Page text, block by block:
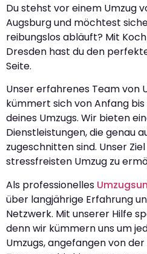
Du stehst vor einem Umzug
Augsburg und möchtest
reibungslos abläuft? Mit
Dresden hast du den
Seite.
Unser erfahrenes Team von
kümmert sich von Anfang
deines Umzugs. Wir bieten
Dienstleistungen, die genau
zugeschnitten sind. Unser
stressfreisten Umzug zu
Als professionelles
über langjährige Erfahrung
Netzwerk. Mit unserer Hilfe
denn wir kümmern uns um
Umzugs, angefangen von